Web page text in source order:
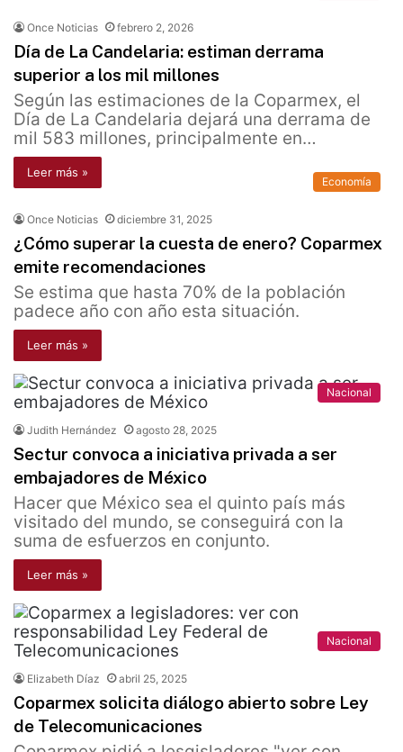
Once Noticias febrero 2, 2026
Día de La Candelaria: estiman derrama
superior a los mil millones
Según las estimaciones de la Coparmex, el
Día de La Candelaria dejará una derrama de
mil 583 millones, principalmente en…
Leer más »
Economía
Once Noticias diciembre 31, 2025
¿Cómo superar la cuesta de enero? Coparmex
emite recomendaciones
Se estima que hasta 70% de la población
padece año con año esta situación.
Leer más »
Nacional
Judith Hernández agosto 28, 2025
Sectur convoca a iniciativa privada a ser
embajadores de México
Hacer que México sea el quinto país más
visitado del mundo, se conseguirá con la
suma de esfuerzos en conjunto.
Leer más »
Nacional
Elizabeth Díaz abril 25, 2025
Coparmex solicita diálogo abierto sobre Ley
de Telecomunicaciones